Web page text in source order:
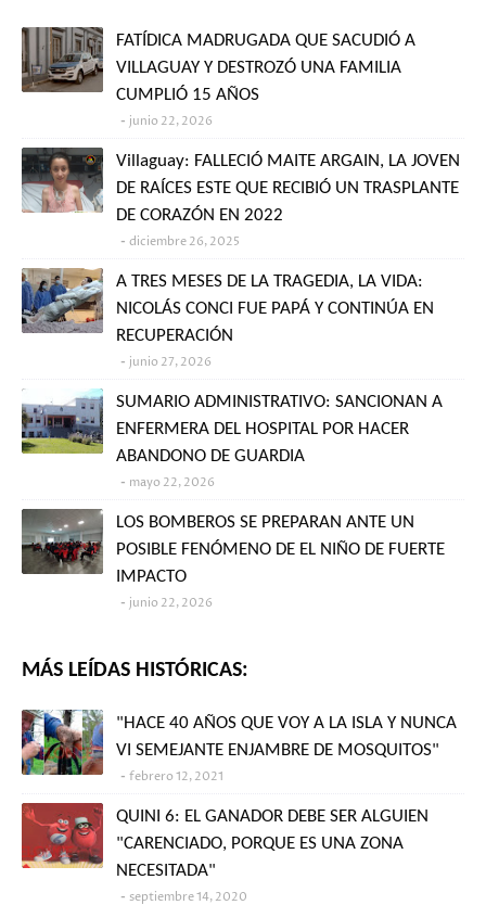
FATÍDICA MADRUGADA QUE SACUDIÓ A
VILLAGUAY Y DESTROZÓ UNA FAMILIA
CUMPLIÓ 15 AÑOS
junio 22, 2026
Villaguay: FALLECIÓ MAITE ARGAIN, LA JOVEN
DE RAÍCES ESTE QUE RECIBIÓ UN TRASPLANTE
DE CORAZÓN EN 2022
diciembre 26, 2025
A TRES MESES DE LA TRAGEDIA, LA VIDA:
NICOLÁS CONCI FUE PAPÁ Y CONTINÚA EN
RECUPERACIÓN
junio 27, 2026
SUMARIO ADMINISTRATIVO: SANCIONAN A
ENFERMERA DEL HOSPITAL POR HACER
ABANDONO DE GUARDIA
mayo 22, 2026
LOS BOMBEROS SE PREPARAN ANTE UN
POSIBLE FENÓMENO DE EL NIÑO DE FUERTE
IMPACTO
junio 22, 2026
MÁS LEÍDAS HISTÓRICAS:
"HACE 40 AÑOS QUE VOY A LA ISLA Y NUNCA
VI SEMEJANTE ENJAMBRE DE MOSQUITOS"
febrero 12, 2021
QUINI 6: EL GANADOR DEBE SER ALGUIEN
"CARENCIADO, PORQUE ES UNA ZONA
NECESITADA"
septiembre 14, 2020